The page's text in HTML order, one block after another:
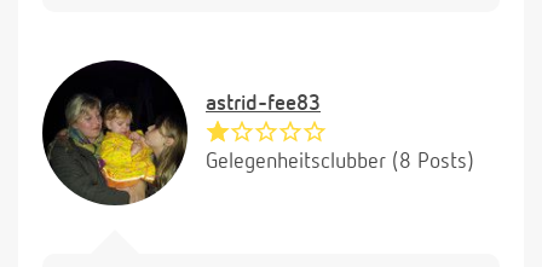
astrid-fee83
Gelegenheitsclubber (8 Posts)